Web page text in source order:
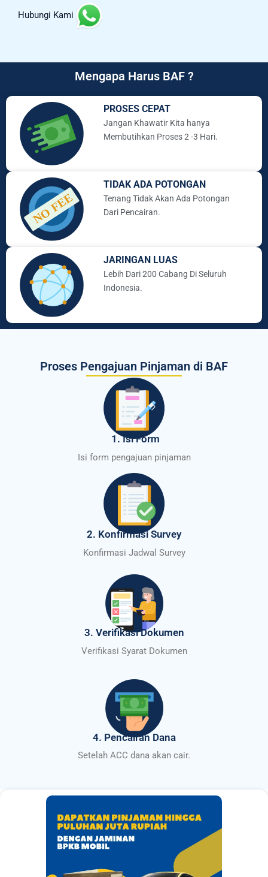
Hubungi Kami
Mengapa Harus BAF ?
PROSES CEPAT
Jangan Khawatir Kita hanya
Membutihkan Proses 2 -3 Hari.
TIDAK ADA POTONGAN
Tenang Tidak Akan Ada Potongan
Dari Pencairan.
JARINGAN LUAS
Lebih Dari 200 Cabang Di Seluruh
Indonesia.
Proses Pengajuan Pinjaman di BAF
1. Isi Form
Isi form pengajuan pinjaman
2. Konfirmasi Survey
Konfirmasi Jadwal Survey
3. Verifikasi Dokumen
Verifikasi Syarat Dokumen
4. Pencairan Dana
Setelah ACC dana akan cair.